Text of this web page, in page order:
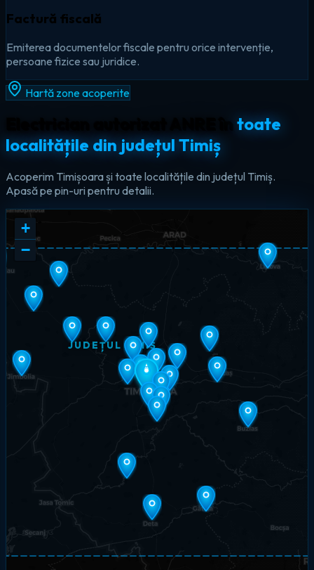
Factură fiscală
Emiterea documentelor fiscale pentru orice intervenție,
persoane fizice sau juridice.
Hartă zone acoperite
toate
localitățile din județul Timiș
Acoperim Timișoara și toate localitățile din județul Timiș.
Apasă pe pin-uri pentru detalii.
JUDEȚUL TIMIȘ
+
−